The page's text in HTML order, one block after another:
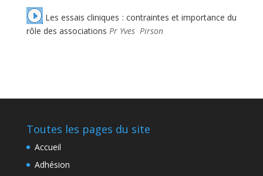
Les essais cliniques : contraintes et importance du
rôle des associations Pr Yves Pirson
Toutes les pages du site
Accueil
Adhésion